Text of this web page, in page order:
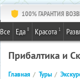
100% ГАРАНТИЯ
Все Еда 8 Красота 1
Прибалтика и
Главная Туры